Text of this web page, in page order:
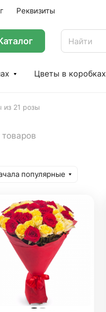
Реквизиты
Цветы в коробках
из 21 розы
товаров
популярные